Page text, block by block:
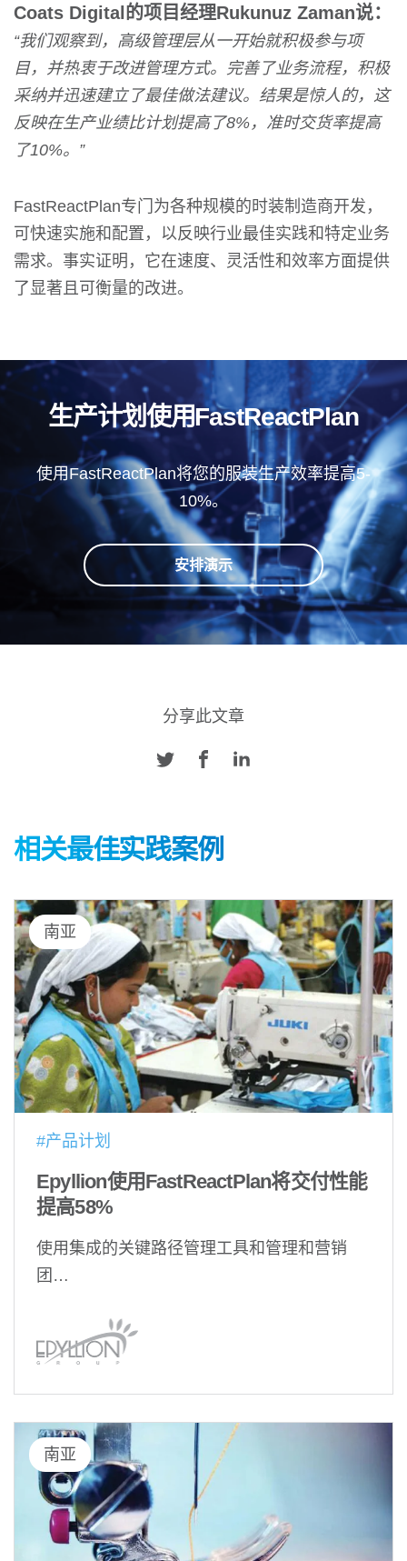
Coats Digital的项目经理Rukunuz Zaman说：
“我们观察到，高级管理层从一开始就积极参与项
目，并热衷于改进管理方式。完善了业务流程，积极
采纳并迅速建立了最佳做法建议。结果是惊人的，这
反映在生产业绩比计划提高了8%，准时交货率提高
了10%。”
FastReactPlan专门为各种规模的时装制造商开发，
可快速实施和配置，以反映行业最佳实践和特定业务
需求。事实证明，它在速度、灵活性和效率方面提供
了显著且可衡量的改进。
生产计划使用FastReactPlan
使用FastReactPlan将您的服装生产效率提高5-
10%。
安排演示
分享此文章
相关最佳实践案例
南亚
#产品计划
Epyllion使用FastReactPlan将交付性能
提高58%
使用集成的关键路径管理工具和管理和营销
团…
南亚